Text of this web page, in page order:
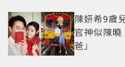
陳妍希9歲
官神似陳
爸」